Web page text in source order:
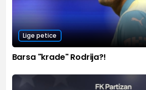
Lige petice
Barsa "krade" Rodrija?!